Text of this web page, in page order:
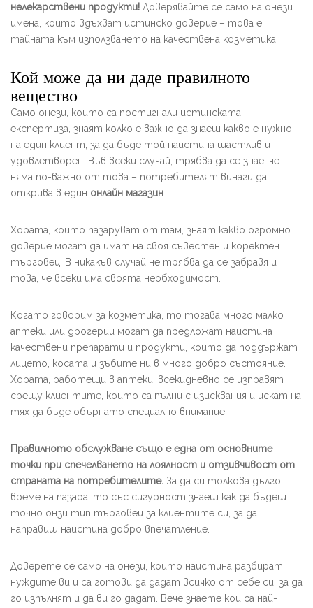
нелекарствени продукти! Доверявайте се само на онези
имена, които вдъхват истинско доверие – това е
тайната към използването на качествена козметика.
Кой може да ни даде правилното
вещество
Само онези, които са постигнали истинската
експертиза, знаят колко е важно да знаеш какво е нужно
на един клиент, за да бъде той наистина щастлив и
удовлетворен. Във всеки случай, трябва да се знае, че
няма по-важно от това – потребителят винаги да
открива в един онлайн магазин
Хората, които пазаруват от там, знаят какво огромно
доверие могат да имат на своя съвестен и коректен
търговец. В никакъв случай не трябва да се забравя и
това, че всеки има своята необходимост.
Когато говорим за козметика, то тогава много малко
аптеки или дрогерии могат да предложат наистина
качествени препарати и продукти, които да поддържат
лицето, косата и зъбите ни в много добро състояние.
Хората, работещи в аптеки, всекидневно се изправят
срещу клиентите, които са пълни с изисквания и искат на
тях да бъде обърнато специално внимание.
Правилното обслужване също е една от основните
точки при спечелването на лоялност и отзивчивост от
страната на потребителите. За да си толкова дълго
време на пазара, то със сигурност знаеш как да бъдеш
точно онзи тип търговец за клиентите си, за да
направиш наистина добро впечатление.
Доверете се само на онези, които наистина разбират
нуждите ви и са готови да дадат всичко от себе си, за да
го изпълнят и да ви го дадат. Вече знаете кои са най-